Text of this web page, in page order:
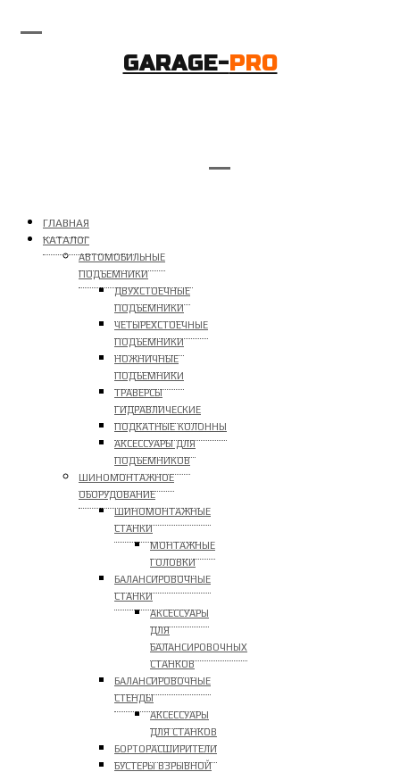
GARAGE-PRO
ГЛАВНАЯ
КАТАЛОГ
АВТОМОБИЛЬНЫЕ
ПОДЪЕМНИКИ
ДВУХСТОЕЧНЫЕ
ПОДЪЕМНИКИ
ЧЕТЫРЕХСТОЕЧНЫЕ
ПОДЪЕМНИКИ
НОЖНИЧНЫЕ
ПОДЪЕМНИКИ
ТРАВЕРСЫ
ГИДРАВЛИЧЕСКИЕ
ПОДКАТНЫЕ КОЛОННЫ
АКСЕССУАРЫ ДЛЯ
ПОДЪЕМНИКОВ
ШИНОМОНТАЖНОЕ
ОБОРУДОВАНИЕ
ШИНОМОНТАЖНЫЕ
СТАНКИ
МОНТАЖНЫЕ
ГОЛОВКИ
БАЛАНСИРОВОЧНЫЕ
СТАНКИ
АКСЕССУАРЫ
ДЛЯ
БАЛАНСИРОВОЧНЫХ
СТАНКОВ
БАЛАНСИРОВОЧНЫЕ
СТЕНДЫ
АКСЕССУАРЫ
ДЛЯ СТАНКОВ
БОРТОРАСШИРИТЕЛИ
БУСТЕРЫ ВЗРЫВНОЙ